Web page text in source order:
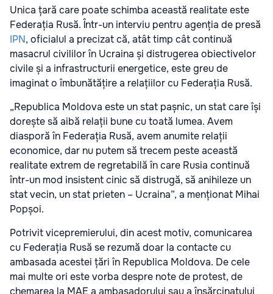
Unica țară care poate schimba această realitate este
Federația Rusă. Într-un interviu pentru agenția de presă
IPN, oficialul a precizat că, atât timp cât continuă
masacrul civililor în Ucraina și distrugerea obiectivelor
civile și a infrastructurii energetice, este greu de
imaginat o îmbunătățire a relațiilor cu Federația Rusă.
„Republica Moldova este un stat pașnic, un stat care își
dorește să aibă relații bune cu toată lumea. Avem
diasporă în Federația Rusă, avem anumite relații
economice, dar nu putem să trecem peste această
realitate extrem de regretabilă în care Rusia continuă
într-un mod insistent cinic să distrugă, să anihileze un
stat vecin, un stat prieten – Ucraina”, a menționat Mihai
Popșoi.
Potrivit vicepremierului, din acest motiv, comunicarea
cu Federația Rusă se rezumă doar la contacte cu
ambasada acestei țări în Republica Moldova. De cele
mai multe ori este vorba despre note de protest, de
chemarea la MAE a ambasadorului sau a însărcinatului